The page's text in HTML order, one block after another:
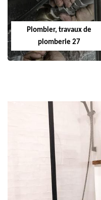
Plombier, travaux de
plomberie 27